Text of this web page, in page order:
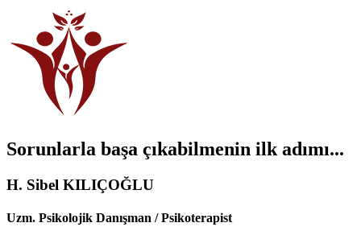
Sorunlarla başa çıkabilmenin ilk adımı...
H. Sibel KILIÇOĞLU
Uzm. Psikolojik Danışman / Psikoterapist